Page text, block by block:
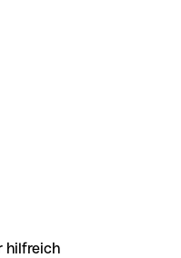
hilfreich